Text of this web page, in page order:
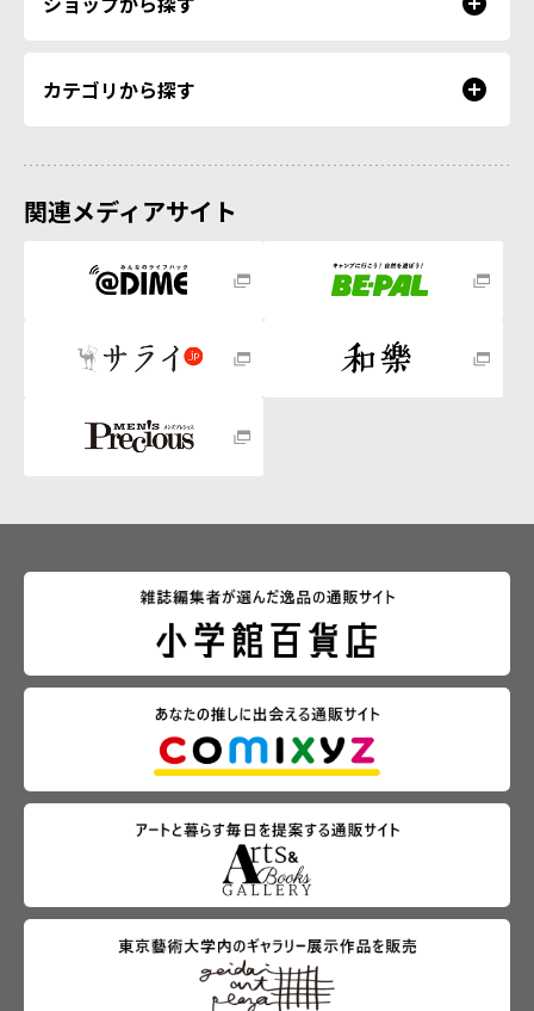
カテゴリから探す
関連メディアサイト